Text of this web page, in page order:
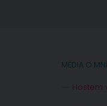
MÉDIA O
Hostem